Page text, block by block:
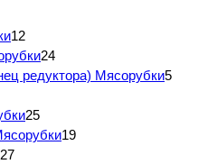
12
24
редуктора) Мясорубки5
25
19
27